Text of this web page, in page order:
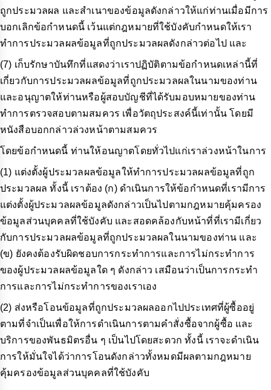
ถูกประมวลผล และสำเนาของข้อมูลดังกล่าวให้แก่ท่านเมื่อมีการ
บอกเลิกข้อกำหนดนี้ เว้นแต่กฎหมายที่ใช้บังคับกำหนดให้เรา
ทำการประมวลผลข้อมูลที่ถูกประมวลผลดังกล่าวต่อไป และ
(7) เก็บรักษาบันทึกที่แสดงว่าเราปฏิบัติตามข้อกำหนดเหล่านี้ที่
เกี่ยวกับการประมวลผลข้อมูลที่ถูกประมวลผลในนามของท่าน
และอนุญาตให้ท่านหรือผู้สอบบัญชีที่ได้รับมอบหมายของท่าน
ทำการตรวจสอบตามสมควร เพื่อวัตถุประสงค์นี้เท่านั้น โดยมี
หนังสือบอกกล่าวล่วงหน้าตามสมควร
โดยข้อกำหนดนี้ ท่านให้อนญาตโดยทั่วไปแก่เราล่วงหน้าในการ
(1) แต่งตั้งผู้ประมวลผลข้อมูลให้ทำการประมวลผลข้อมูลที่ถูก
ประมวลผล ทั้งนี้ เราต้อง (ก) ดำเนินการให้ข้อกำหนดที่เรามีการ
แต่งตั้งผู้ประมวลผลข้อมูลดังกล่าวเป็นไปตามกฎหมายคุ้มครอง
ข้อมูลส่วนบุคคลที่ใช้บังคับ และสอดคล้องกับหน้าที่ที่เรามีเกี่ยว
กับการประมวลผลข้อมูลที่ถูกประมวลผลในนามของท่าน และ
(ข) ยังคงต้องรับผิดชอบการกระทำการและการไม่กระทำการ
ของผู้ประมวลผลข้อมูลใด ๆ ดังกล่าว เสมือนว่าเป็นการกระทำ
การและการไม่กระทำการของเราเอง
(2) ส่งหรือโอนข้อมูลที่ถูกประมวลผลออกไปประเทศที่ผู้ซื้ออยู่
ตามที่จำเป็นเพื่อให้การดำเนินการตามคำสั่งซื้อจากผู้ซื้อ และ
บริการของพันธมิตรอื่น ๆ เป็นไปโดยสะดวก ทั้งนี้ เราจะดำเนิน
การให้มั่นใจได้ว่าการโอนดังกล่าวทั้งหมดมีผลตามกฎหมาย
คุ้มครองข้อมูลส่วนบุคคลที่ใช้บังคับ